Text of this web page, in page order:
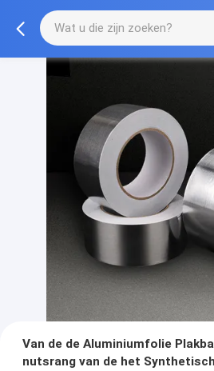
Van de de Aluminiumfolie
nutsrang van de het